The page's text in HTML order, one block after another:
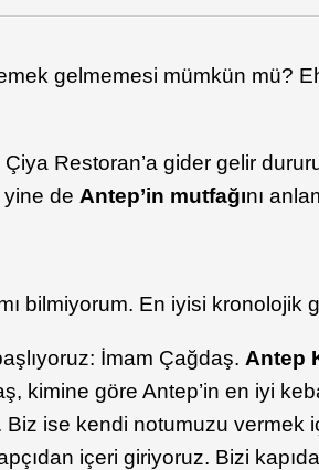
gelmemesi mümkün mü?
Çiya Restoran’a gider gelir
yine de Antep’in mutfağını
bilmiyorum. En iyisi kronolojik
İmam Çağdaş. Antep
kimine göre Antep’in en iyi
Biz ise kendi notumuzu vermek
içeri giriyoruz. Bizi